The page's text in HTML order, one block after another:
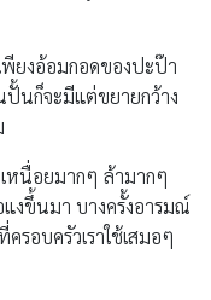
ยงอ้อมกอดของปะป๊า
นก็จะมีแต่ขยายกว้าง
หนื่อยมากๆ ล้ามากๆ
แงขึ้นมา บางครั้งอารมณ์
รอบครัวเราใช้เสมอๆ